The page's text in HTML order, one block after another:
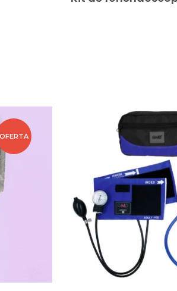
OFERTA